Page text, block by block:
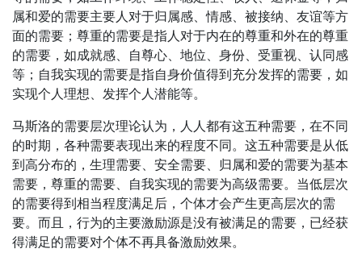
属和爱的需要主要人对于归属感、情感、被接纳、友谊等方
面的需要；尊重的需要是指人对于内在的尊重和外在的尊重
的需要，如成就感、自尊心、地位、身份、受重视、认同感
等；自我实现的需要是指自身价值得到充分发挥的需要，如
实现个人理想、发挥个人潜能等。
马斯洛的需要层次理论认为，人人都有这五种需要，在不同
的时期，各种需要表现出来的程度不同。这五种需要是从低
到高分布的，生理需要、安全需要、归属和爱的需要为基本
需要，尊重的需要、自我实现的需要为高级需要。当低层次
的需要得到相当程度满足后，个体才会产生更高层次的需
要。而且，行为的主要激励源是没有被满足的需要，已经获
得满足的需要对个体不再具备激励效果。